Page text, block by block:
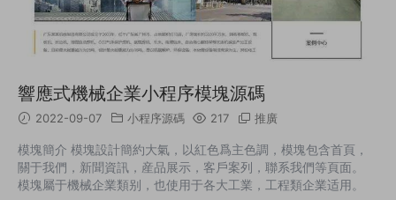
響應式機械企業小程序模塊源碼
2022-09-07 小程序源碼 217 推廣
模塊簡介 模塊設計簡約大氣，以紅色爲主色調，模塊包含首頁，
關于我們，新聞資訊，産品展示，客戶案列，聯系我們等頁面。
模塊屬于機械企業類别，也使用于各大工業，工程類企業适用。